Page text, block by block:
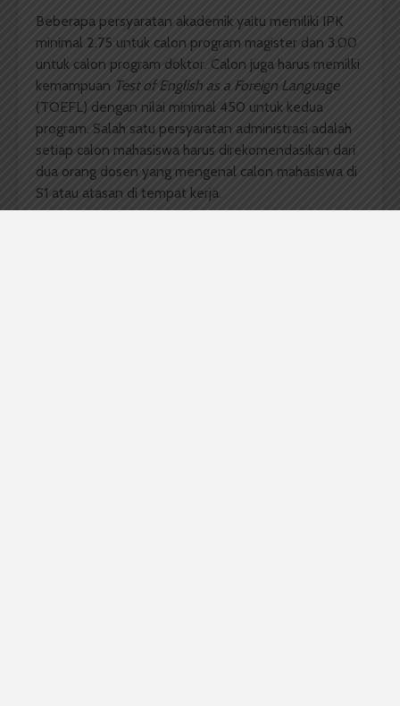
Beberapa persyaratan akademik yaitu memiliki IPK
minimal 2.75 untuk calon program magister dan 3.00
untuk calon program doktor. Calon juga harus memilki
kemampuan Test of English as a Foreign Language
(TOEFL) dengan nilai minimal 450 untuk kedua
program. Salah satu persyaratan administrasi adalah
setiap calon mahasiswa harus direkomendasikan dari
dua orang dosen yang mengenal calon mahasiswa di
S1 atau atasan di tempat kerja.